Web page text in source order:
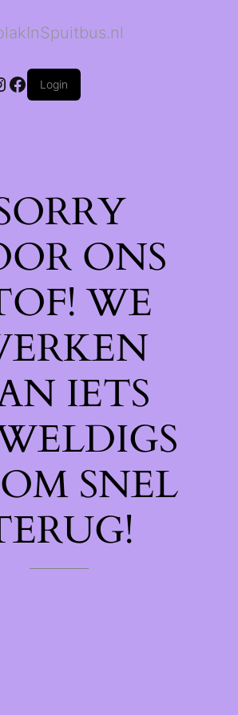
Facebook
Login
ONS
WE
IETS
SNEL